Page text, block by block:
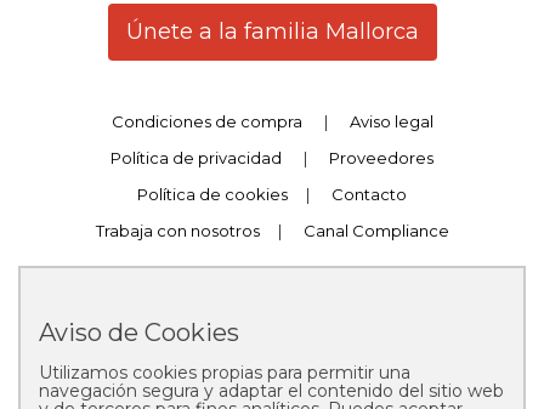
Únete a la familia Mallorca
Condiciones de compra |
Aviso legal
Política de privacidad
|
Proveedores
Política de cookies
|
Contacto
Trabaja con nosotros
| Canal Compliance
Copyright © 2025 Pastelería Mallorca
Aviso de Cookies
Utilizamos cookies propias para permitir una
navegación segura y adaptar el contenido del sitio web